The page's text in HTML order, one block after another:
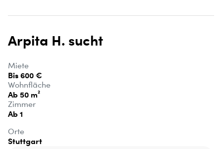
Arpita H. sucht
Miete
Bis 600 €
Wohnfläche
Ab 50 m²
Zimmer
Ab 1
Orte
Stuttgart